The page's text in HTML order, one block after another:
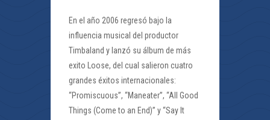
En el año 2006 regresó bajo la
influencia musical del productor
Timbaland y lanzó su álbum de más
exito Loose, del cual salieron cuatro
grandes éxitos internacionales:
“Promiscuous”, “Maneater”, “All Good
Things (Come to an End)” y “Say It